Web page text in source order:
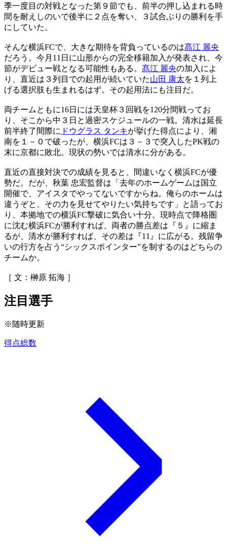
季一度目の対戦となった第９節でも、前半の押し込まれる時
間を耐えしのいで後半に２点を奪い、３試合ぶりの勝利を手
にしていた。
そんな横浜FCで、大きな期待を背負っているのは髙江 麗央
だろう。今月11日に山形からの完全移籍加入が発表され、今
節がデビュー戦となる可能性もある。 髙江 麗央の加入によ
り、直近は３列目での起用が続いていた山田 康太を１列上
げる選択肢も生まれるはず。その起用法にも注目だ。
両チームともに16日には天皇杯３回戦を120分間戦ってお
り、そこから中３日と過密スケジュールの一戦。清水は延長
前半終了間際に ドウグラス タンキが挙げた得点により、湘
南を１－０で破ったが、横浜FCは３－３で突入したPK戦の
末に京都に敗北。現状の勢いでは清水に分がある。
直近の直接対決での成績を見ると、間違いなく横浜FCが優
勢だ。だが、秋葉 忠宏監督は「去年のホームゲームは国立
開催で、アイスタでやってないですからね。俺らのホームは
違うぞと、その力を見せてやりたい気持ちです」と語ってお
り、本拠地での横浜FC撃破に気合い十分。現時点で降格圏
に沈む横浜FCが勝利すれば、両者の勝点差は『５』に縮ま
るが、清水が勝利すれば、その差は『11』に広がる。残留争
いの行方を占う“シックスポインター”を制するのはどちらの
チームか。
［ 文：榊原 拓海 ］
注目選手
※随時更新
得点総数